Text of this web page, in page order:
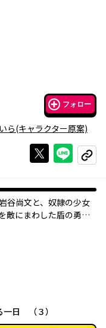
フォロー
ら(キャラクター原案)
Xで投稿する
ライン
コピー
谷尚文と、奴隷の少女
敵にまわした盾の勇者
月26日
一日 （３）